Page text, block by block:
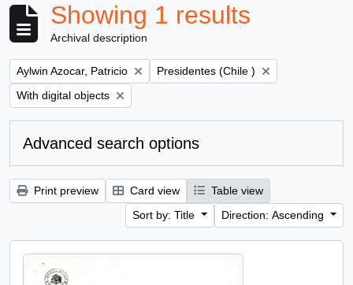
Showing 1 results
Archival description
Remove filter:
Aylwin Azocar, Patricio Remove filter:
Presidentes (Chile )
Remove filter:
With digital objects
Advanced search options
Print preview Card view
Table view
Sort by: Title
Direction: Ascending